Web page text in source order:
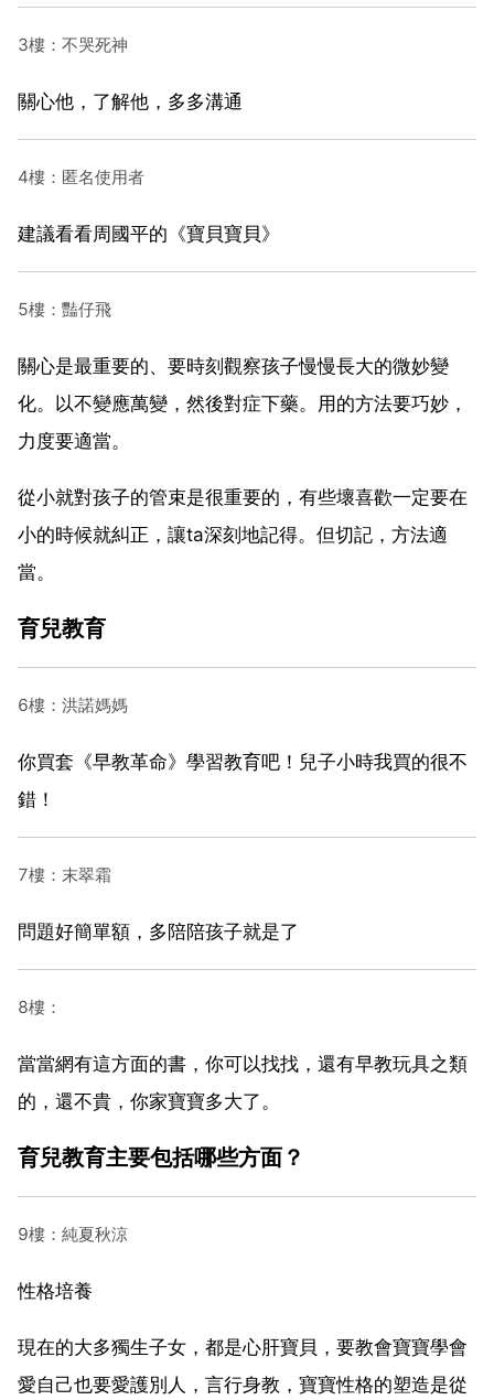
3樓：不哭死神
關心他，了解他，多多溝通
4樓：匿名使用者
建議看看周國平的《寶貝寶貝》
5樓：豔仔飛
關心是最重要的、要時刻觀察孩子慢慢長大的微妙變
化。以不變應萬變，然後對症下藥。用的方法要巧妙，
力度要適當。
從小就對孩子的管束是很重要的，有些壞喜歡一定要在
小的時候就糾正，讓ta深刻地記得。但切記，方法適
當。
育兒教育
6樓：洪諾媽媽
你買套《早教革命》學習教育吧！兒子小時我買的很不
錯！
7樓：末翠霜
問題好簡單額，多陪陪孩子就是了
8樓：
當當網有這方面的書，你可以找找，還有早教玩具之類
的，還不貴，你家寶寶多大了。
育兒教育主要包括哪些方面？
9樓：純夏秋涼
性格培養
現在的大多獨生子女，都是心肝寶貝，要教會寶寶學會
愛自己也要愛護別人，言行身教，寶寶性格的塑造是從